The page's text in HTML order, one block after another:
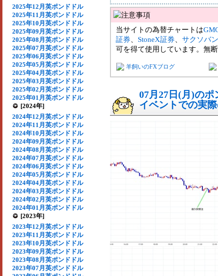
2025年12月英ポンドドル
2025年11月英ポンドドル
2025年10月英ポンドドル
2025年09月英ポンドドル
2025年08月英ポンドドル
2025年07月英ポンドドル
2025年06月英ポンドドル
2025年05月英ポンドドル
2025年04月英ポンドドル
2025年03月英ポンドドル
2025年02月英ポンドドル
2025年01月英ポンドドル
[2024年]
2024年12月英ポンドドル
2024年11月英ポンドドル
2024年10月英ポンドドル
2024年09月英ポンドドル
2024年08月英ポンドドル
2024年07月英ポンドドル
2024年06月英ポンドドル
2024年05月英ポンドドル
2024年04月英ポンドドル
2024年03月英ポンドドル
2024年02月英ポンドドル
2024年01月英ポンドドル
[2023年]
2023年12月英ポンドドル
2023年11月英ポンドドル
2023年10月英ポンドドル
2023年09月英ポンドドル
2023年08月英ポンドドル
2023年07月英ポンドドル
当サイトの為替チャートは
証券
StoneX証券
サクソバ
可を得て使用しています。無
羊飼いのFXブログ
07月27日(月)の
イベントでの実